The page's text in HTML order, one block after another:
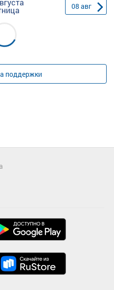
08 авг
поддержки